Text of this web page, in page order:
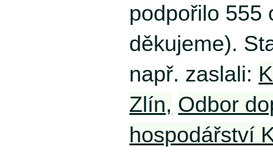
podpořilo 555
děkujeme).
např. zaslali:
Zlín, Odbor
hospodářství